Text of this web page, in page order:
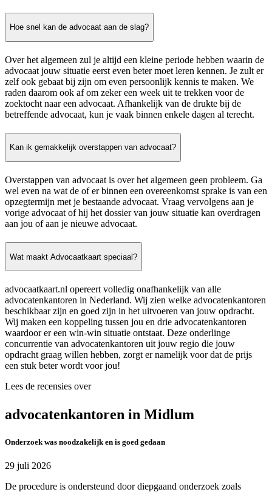
Hoe snel kan de advocaat aan de slag?
Over het algemeen zul je altijd een kleine periode hebben waarin de
advocaat jouw situatie eerst even beter moet leren kennen. Je zult er
zelf ook gebaat bij zijn om even persoonlijk kennis te maken. We
raden daarom ook af om zeker een week uit te trekken voor de
zoektocht naar een advocaat. Afhankelijk van de drukte bij de
betreffende advocaat, kun je vaak binnen enkele dagen al terecht.
Kan ik gemakkelijk overstappen van advocaat?
Overstappen van advocaat is over het algemeen geen probleem. Ga
wel even na wat de of er binnen een overeenkomst sprake is van een
opzegtermijn met je bestaande advocaat. Vraag vervolgens aan je
vorige advocaat of hij het dossier van jouw situatie kan overdragen
aan jou of aan je nieuwe advocaat.
Wat maakt Advocaatkaart speciaal?
advocaatkaart.nl opereert volledig onafhankelijk van alle
advocatenkantoren in Nederland. Wij zien welke advocatenkantoren
beschikbaar zijn en goed zijn in het uitvoeren van jouw opdracht.
Wij maken een koppeling tussen jou en drie advocatenkantoren
waardoor er een win-win situatie ontstaat. Deze onderlinge
concurrentie van advocatenkantoren uit jouw regio die jouw
opdracht graag willen hebben, zorgt er namelijk voor dat de prijs
een stuk beter wordt voor jou!
Lees de recensies over
advocatenkantoren in Midlum
Onderzoek was noodzakelijk en is goed gedaan
29 juli 2026
De procedure is ondersteund door diepgaand onderzoek zoals